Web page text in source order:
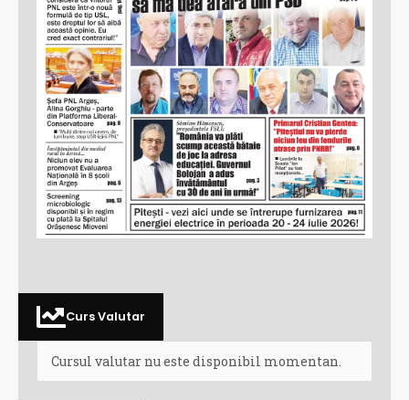
Curs Valutar
Cursul valutar nu este disponibil momentan.